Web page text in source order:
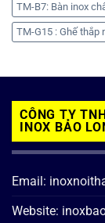
TM-B7: Bàn inox
TM-G15 : Ghế thắp
CÔNG TY
INOX BẢO
Email:
Website: